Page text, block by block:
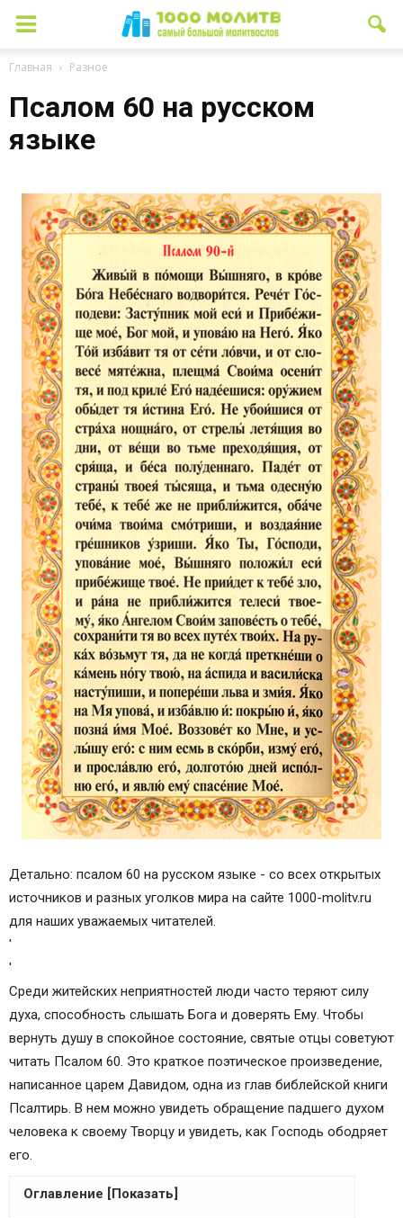
Главная Разное
Псалом 60 на русском
языке
Детально: псалом 60 на русском языке - со всех открытых
источников и разных уголков мира на сайте 1000-molitv.ru
для наших уважаемых читателей.
'
'
Среди житейских неприятностей люди часто теряют силу
духа, способность слышать Бога и доверять Ему. Чтобы
вернуть душу в спокойное состояние, святые отцы советуют
читать Псалом 60. Это краткое поэтическое произведение,
написанное царем Давидом, одна из глав библейской книги
Псалтирь. В нем можно увидеть обращение падшего духом
человека к своему Творцу и увидеть, как Господь ободряет
его.
Оглавление [Показать]